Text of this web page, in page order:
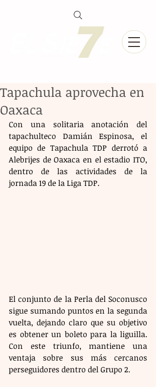
Tapachula aprovecha en
Oaxaca
Con una solitaria anotación del
tapachulteco Damián Espinosa, el
equipo de Tapachula TDP derrotó a
Alebrijes de Oaxaca en el estadio ITO,
dentro de las actividades de la
jornada 19 de la Liga TDP.
El conjunto de la Perla del Soconusco
sigue sumando puntos en la segunda
vuelta, dejando claro que su objetivo
es obtener un boleto para la liguilla.
Con este triunfo, mantiene una
ventaja sobre sus más cercanos
perseguidores dentro del Grupo 2.